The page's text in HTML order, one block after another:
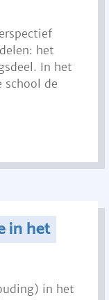
het
In het
school de
in het
in het